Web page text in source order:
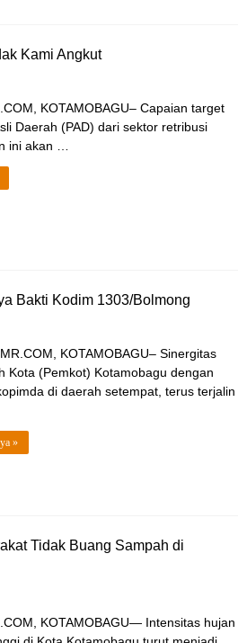
Kami Angkut
KOTAMOBAGU– Capaian target
Daerah (PAD) dari sektor retribusi
ini akan …
Bakti Kodim 1303/Bolmong
KOTAMOBAGU– Sinergitas
Kota (Pemkot) Kotamobagu dengan
di daerah setempat, terus terjalin
»
Tidak Buang Sampah di
KOTAMOBAGU— Intensitas hujan